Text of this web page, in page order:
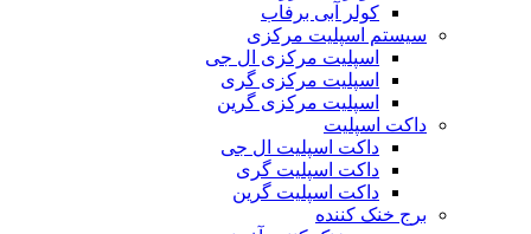
کولر آبی برفاب
سیستم اسپلیت مرکزی
اسپلیت مرکزی ال جی
اسپلیت مرکزی گری
اسپلیت مرکزی گرین
داکت اسپلیت
داکت اسپلیت ال جی
داکت اسپلیت گری
داکت اسپلیت گرین
برج خنک کننده